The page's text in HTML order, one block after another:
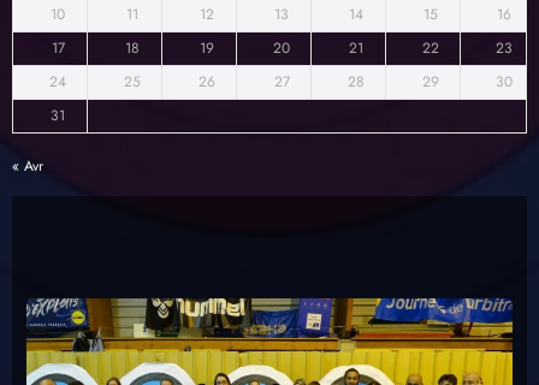
10
11 12 13 14 15
16
17
18 19 20 21 22
23
24
25 26 27 28 29
30
31
« Avr